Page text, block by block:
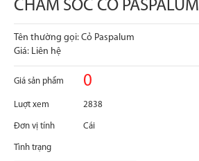
CHĂM SÓC CỎ PASPALUM
Tên thường gọi: Cỏ Paspalum
Giá: Liên hệ
Giá sản phẩm 0
Luợt xem 2838
Đơn vị tính Cái
Tình trạng